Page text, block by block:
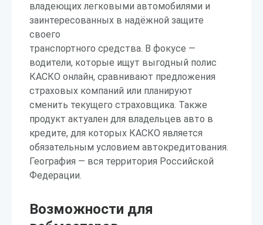
владеющих легковыми автомобилями и
заинтересованных в надёжной защите
своего
транспортного средства. В фокусе —
водители, которые ищут выгодный полис
КАСКО онлайн, сравнивают предложения
страховых компаний или планируют
сменить текущего страховщика. Также
продукт актуален для владельцев авто в
кредите, для которых КАСКО является
обязательным условием автокредитования.
География — вся территория Российской
Федерации.
Возможности для